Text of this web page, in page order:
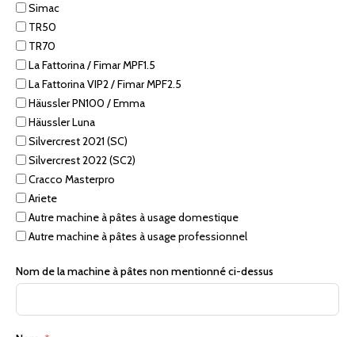
Simac
TR50
TR70
La Fattorina / Fimar MPF1.5
La Fattorina VIP2 / Fimar MPF2.5
Häussler PN100 / Emma
Häussler Luna
Silvercrest 2021 (SC)
Silvercrest 2022 (SC2)
Cracco Masterpro
Ariete
Autre machine à pâtes à usage domestique
Autre machine à pâtes à usage professionnel
Nom de la machine à pâtes non mentionné ci-dessus